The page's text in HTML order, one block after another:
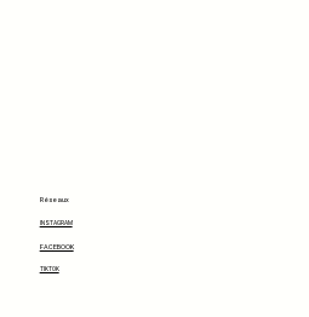
Réseaux
INSTAGRAM
FACEBOOK
TIKTOK